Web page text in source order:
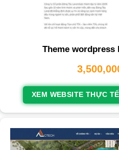
Theme wordpress
XEM WEBSITE THỰC TẾ